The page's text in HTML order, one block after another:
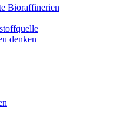
Bioraffinerien
denken